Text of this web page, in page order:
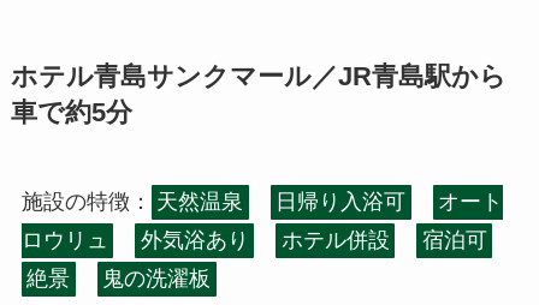
ホテル青島サンクマール／JR青島駅から
車で約5分
施設の特徴： 天然温泉 日帰り入浴可
オート
ロウリュ
外気浴あり ホテル併設
宿泊可
絶景
鬼の洗濯板